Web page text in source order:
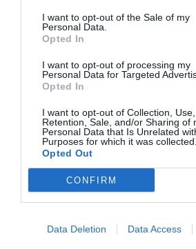
I want to opt-out of the Sale of my
Personal Data.
Opted In
I want to opt-out of processing my
Personal Data for Targeted
Opted In
I want to opt-out of Collection, Use,
Retention, Sale, and/or Sharing of
Personal Data that Is Unrelated
Purposes for which it was collected.
Opted Out
CONFIRM
Data Deletion Data Access
Agosto 2009
Ritornerebbe in questo
Agosto 2008
Coppia età media superiore ai 35 anni
Ritornerebbe in questo